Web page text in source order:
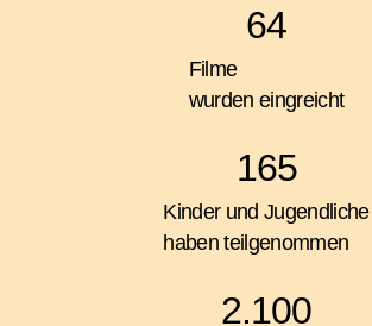
Filme
wurden eingreicht
64
Kinder und Jugendliche
haben teilgenommen
165
2.100